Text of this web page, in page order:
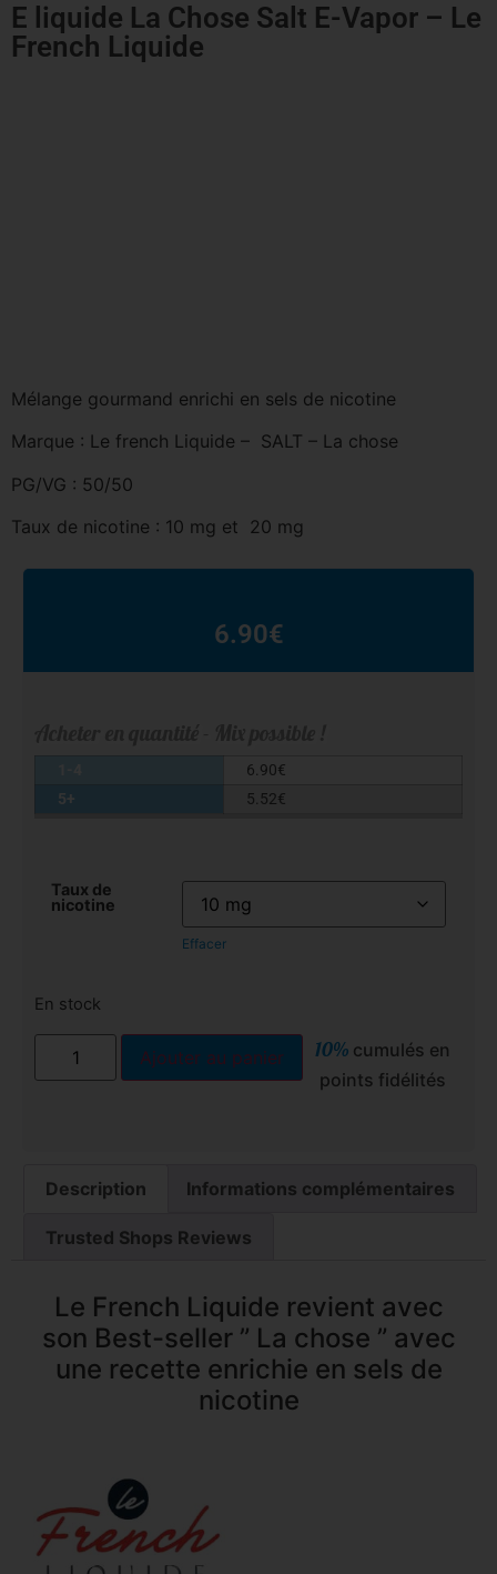
E liquide La Chose Salt E-Vapor – Le
French Liquide
Mélange gourmand enrichi en sels de nicotine
Marque : Le french Liquide – SALT – La chose
PG/VG : 50/50
Taux de nicotine : 10 mg et 20 mg
6.90€
6.90€
5+
5.52€
Taux de
nicotine
Effacer
En stock
Ajouter au panier 10% cumulés en
points fidélités
Description Informations complémentaires
Trusted Shops Reviews
Le French Liquide revient avec
son Best-seller ” La chose ” avec
une recette enrichie en sels de
nicotine